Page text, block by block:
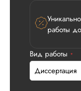
работы
Вид работы *
Диссертация